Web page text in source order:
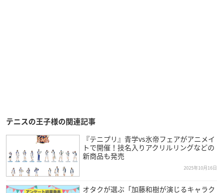
テニスの王子様の関連記事
『テニプリ』青学vs氷帝フェアがアニメイ
トで開催！技名入りアクリルリングなどの
新商品も発売
2025年10月16日
オタクが選ぶ「加藤和樹が演じるキャラク